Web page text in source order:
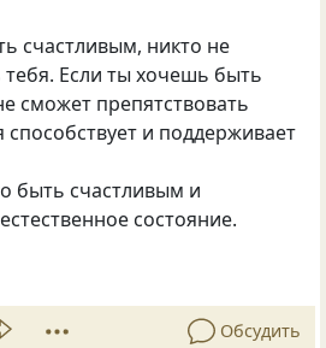
счастливым, никто не
Если ты хочешь быть
сможет препятствовать
способствует и поддерживает
быть счастливым и
состояние.
Обсудить